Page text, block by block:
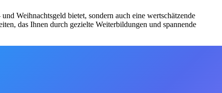
Weihnachtsgeld bietet, sondern auch eine wertschätzende
das Ihnen durch gezielte Weiterbildungen und spannende